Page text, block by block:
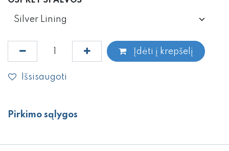
Įdėti į krepšelį
Išsisaugoti
Pirkimo sąlygos